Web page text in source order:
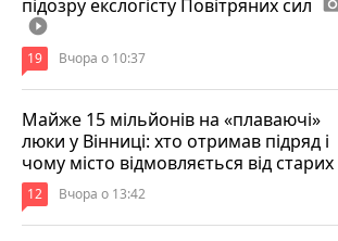
підозру екслогісту Повітряних сил
play_circle_filled
19 Вчора о 10:37
Майже 15 мільйонів на «плаваючі»
люки у Вінниці: хто отримав підряд і
чому місто відмовляється від старих
12 Вчора о 13:42